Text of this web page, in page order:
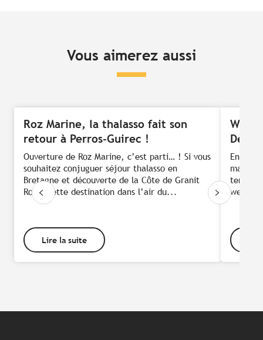
Vous aimerez aussi
Roz Marine, la thalasso fait son
retour à Perros-Guirec !
Ouverture de Roz Marine, c’est parti… ! Si vous
souhaitez conjuguer séjour thalasso en
Bretagne et découverte de la Côte de Granit
Rose, cette destination dans l’air du...
Lire la suite
Envie
tenue
week-